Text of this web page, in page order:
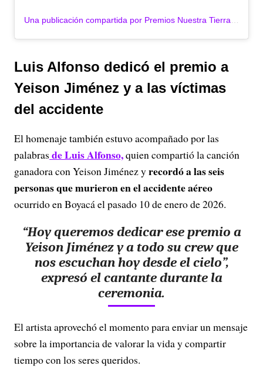
Luis Alfonso dedicó el premio a
Yeison Jiménez y a las víctimas
del accidente
El homenaje también estuvo acompañado por las
palabras de Luis Alfonso,quien compartió la canción
ganadora con Yeison Jiménez yrecordó a las seis
personas que murieron en el accidente aéreo
ocurrido en Boyacá el pasado 10 de enero de 2026.
“Hoy queremos dedicar ese premio a
Yeison Jiménez y a todo su crew que
nos escuchan hoy desde el cielo”,
expresó el cantante durante la
ceremonia.
El artista aprovechó el momento para enviar un mensaje
sobre la importancia de valorar la vida y compartir
tiempo con los seres queridos.